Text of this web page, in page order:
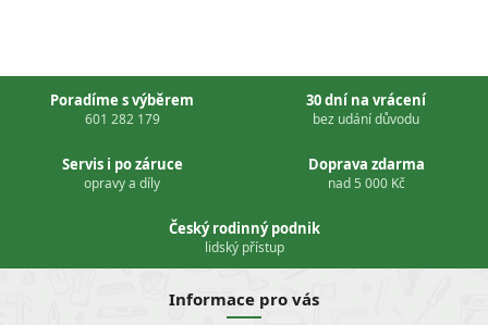
Poradíme s výběrem
601 282 179
30 dní na vrácení
bez udání důvodu
Servis i po záruce
opravy a díly
Doprava zdarma
nad 5 000 Kč
Český rodinný podnik
lidský přístup
Informace pro vás